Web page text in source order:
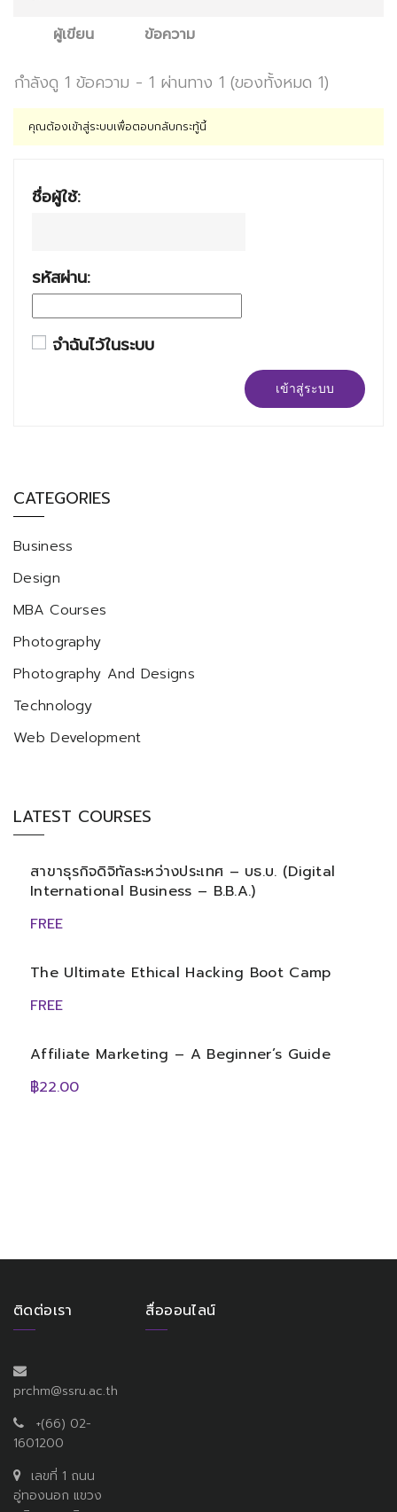
ผู้เขียน
ข้อความ
กำลังดู 1 ข้อความ - 1 ผ่านทาง 1 (ของทั้งหมด 1)
คุณต้องเข้าสู่ระบบเพื่อตอบกลับกระทู้นี้
ชื่อผู้ใช้:
รหัสผ่าน:
จำฉันไว้ในระบบ
เข้าสู่ระบบ
CATEGORIES
Business
Design
MBA Courses
Photography
Photography And Designs
Technology
Web Development
LATEST COURSES
สาขาธุรกิจดิจิทัลระหว่างประเทศ – บธ.บ. (Digital
International Business – B.B.A.)
FREE
The Ultimate Ethical Hacking Boot Camp
FREE
Affiliate Marketing – A Beginner’s Guide
฿22.00
ติดต่อเรา
prchm@ssru.ac.th
+(66) 02-
1601200
เลขที่ 1 ถนน
อู่ทองนอก แขวง
สื่อออนไลน์